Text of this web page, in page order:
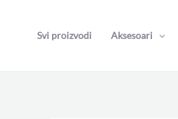
Svi proizvodi Aksesoari